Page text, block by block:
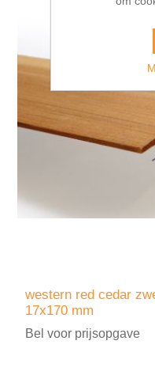
western red cedar
17x170 mm
Bel voor prijsopgave